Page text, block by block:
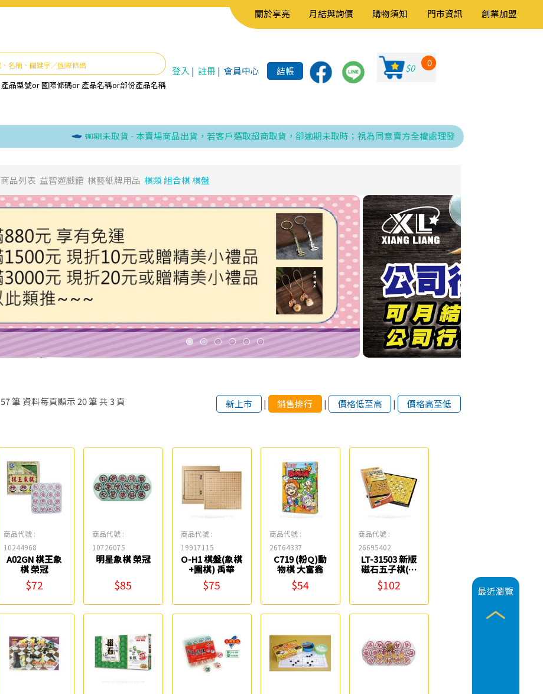
關於享亮 月結與詢價 購物須知 門市資訊 創業加盟
產品型號or國際條碼or 產品名稱or部份產品名稱
登入 | 註冊 | 會員中心 結帳 $0 0
逾期未取貨 - 本賣場商品出貨，若客戶選取超商取貨，卻逾期未取時；視為同意賣方全權處理發票、折讓與銷貨退回之相關程
最近瀏覽
商品列表 益智遊戲館 棋藝紙牌用品 棋類 組合棋 棋盤
57筆 資料每頁顯示 20筆 共 3頁 新上市 | 銷售排行 | 價格低至高 | 價格高至低
商品代號 :
10244968
A02GN 棋王象
棋 榮冠
$72
商品代號 :
10726075
明星象棋 榮冠
$85
商品代號 :
19917115
O-H1 棋盤(象棋
+圍棋) 禹華
$75
商品代號 :
26764337
C719 (粉Q)動
物棋 大富翁
$54
商品代號 :
26695402
LT-31503 新版
磁石五子棋(攜
帶型) 雷鳥
$102